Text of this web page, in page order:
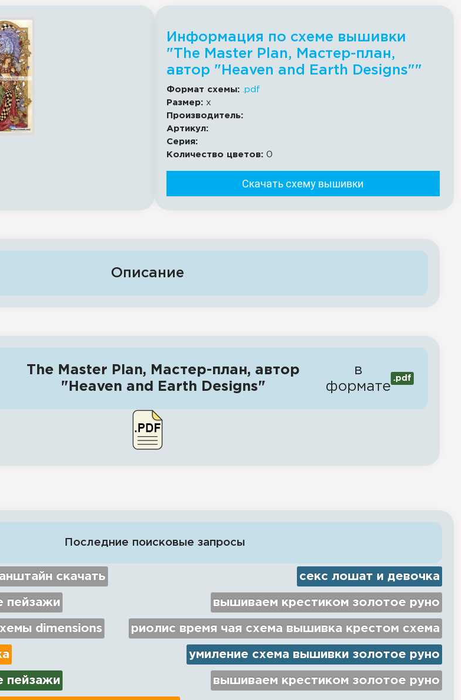
Информация по схеме вышивки
"The Master Plan, Мастер-план,
автор "Heaven and Earth Designs""
Формат схемы:
.pdf
Размер: x
Производитель:
Артикул:
Серия:
Количество цветов: 0
Скачать схему вышивки
Описание
The Master Plan, Мастер-план, автор
"Heaven and Earth Designs"
в
формате
.pdf
Последние поисковые запросы
скачать секс лошат и девочка
пейзажи вышиваем крестиком золотое руно
dimensions риолис время чая схема вышивка крестом схема
умиление схема вышивки золотое руно
пейзажи вышиваем крестиком золотое руно